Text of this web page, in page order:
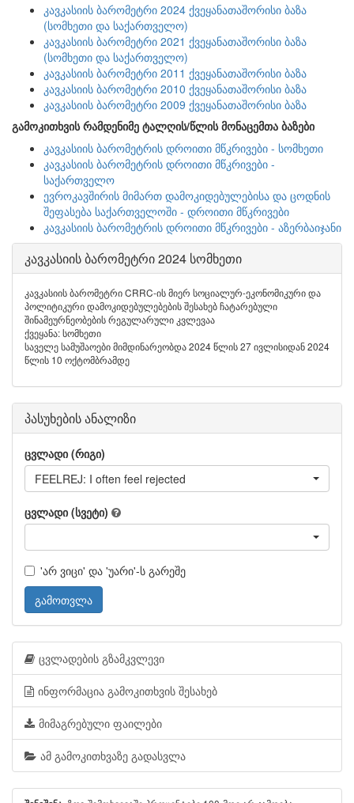
კავკასიის ბარომეტრი 2024 ქვეყანათაშორისი ბაზა
(სომხეთი და საქართველო)
კავკასიის ბარომეტრი 2021 ქვეყანათაშორისი ბაზა
(სომხეთი და საქართველო)
კავკასიის ბარომეტრი 2011 ქვეყანათაშორისი ბაზა
კავკასიის ბარომეტრი 2010 ქვეყანათაშორისი ბაზა
კავკასიის ბარომეტრი 2009 ქვეყანათაშორისი ბაზა
გამოკითხვის რამდენიმე ტალღის/წლის მონაცემთა ბაზები
კავკასიის ბარომეტრის დროითი მწკრივები - სომხეთი
კავკასიის ბარომეტრის დროითი მწკრივები -
საქართველო
ევროკავშირის მიმართ დამოკიდებულებისა და ცოდნის
შეფასება საქართველოში - დროითი მწკრივები
კავკასიის ბარომეტრის დროითი მწკრივები - აზერბაიჯანი
კავკასიის ბარომეტრი 2024 სომხეთი
კავკასიის ბარომეტრი CRRC-ის მიერ სოციალურ-ეკონომიკური და
პოლიტიკური დამოკიდებულებების შესახებ ჩატარებული
შინამეურნეობების რეგულარული კვლევაა
ქვეყანა: სომხეთი
საველე სამუშაოები მიმდინარეობდა 2024 წლის 27 ივლისიდან 2024
წლის 10 ოქტომბრამდე
პასუხების ანალიზი
ცვლადი (რიგი)
FEELREJ: I often feel rejected
ცვლადი (სვეტი)
'არ ვიცი' და 'უარი'-ს გარეშე
გამოთვლა
ცვლადების გზამკვლევი
ინფორმაცია გამოკითხვის შესახებ
მიმაგრებული ფაილები
ამ გამოკითხვაზე გადასვლა